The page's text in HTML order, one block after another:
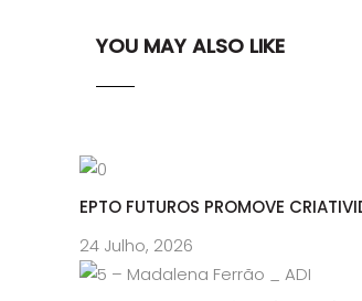
YOU MAY ALSO LIKE
EPTO FUTUROS PROMOVE
24 Julho, 2026